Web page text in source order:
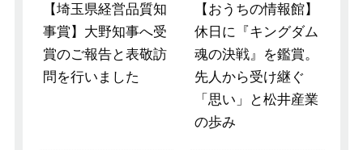
【埼玉県経営品質知
事賞】大野知事へ受
賞のご報告と表敬訪
問を行いました
【おうちの情報館】
休日に『キングダム
魂の決戦』を鑑賞。
先人から受け継ぐ
「思い」と松井産業
の歩み